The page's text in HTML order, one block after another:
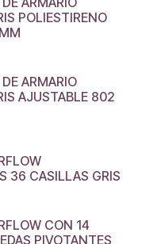
POLIESTIRENO
ARMARIO
AJUSTABLE 802
36 CASILLAS GRIS
CON 14
PIVOTANTES